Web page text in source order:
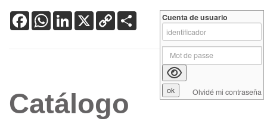
FacebookWhatsApp
LinkedIn
X Copy
Link
Catálogo
Cuenta de usuario
Olvidé mi contraseña